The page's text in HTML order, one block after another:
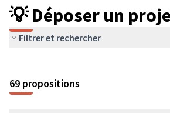
💡 Déposer un
Filtrer et rechercher
69 propositions